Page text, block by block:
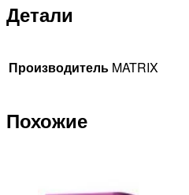
НАТУРАЛЬНЫЙ,
Детали
Производитель MATRIX
Похожие